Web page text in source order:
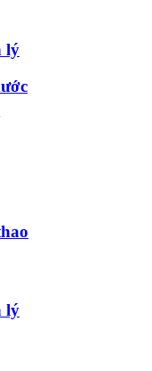
lý
lý